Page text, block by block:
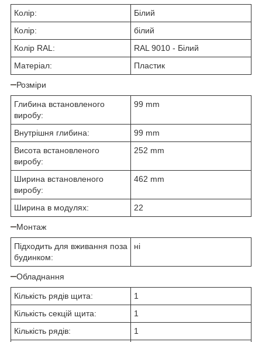
Колір:
Білий
Колір:
білий
Колір RAL:
RAL 9010 - Білий
Матеріал:
Пластик
Розміри
Глибина встановленого
виробу:
99 mm
Внутрішня глибина:
99 mm
Висота встановленого
виробу:
252 mm
Ширина встановленого
виробу:
462 mm
Ширина в модулях: 22
Монтаж
Підходить для вживання поза
будинком:
ні
Обладнання
Кількість рядів щита:
1
Кількість секцій щита:
1
Кількість рядів:
1